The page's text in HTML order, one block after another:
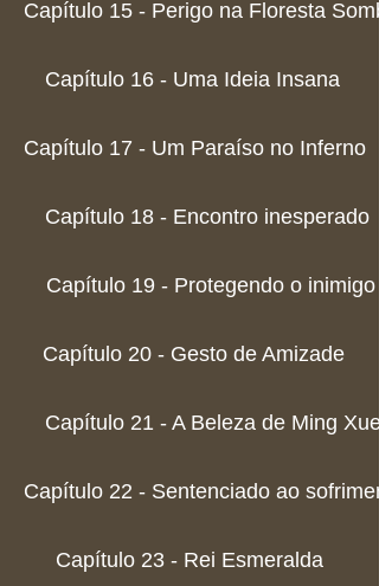
Capítulo 15 - Perigo na Floresta
Capítulo 16 - Uma Ideia Insana
Capítulo 17 - Um Paraíso no Inferno
Capítulo 18 - Encontro inesperado
Capítulo 19 - Protegendo o inimigo
Capítulo 20 - Gesto de Amizade
Capítulo 21 - A Beleza de Ming Xue
Capítulo 22 - Sentenciado ao
Capítulo 23 - Rei Esmeralda